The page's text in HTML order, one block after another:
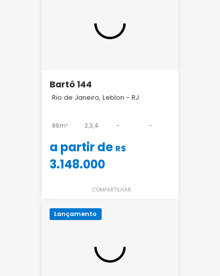
Bartô 144
Rio de Janeiro, Leblon - RJ
86m² 2,3,4 - -
a partir de R$
3.148.000
COMPARTILHAR
Lançamento